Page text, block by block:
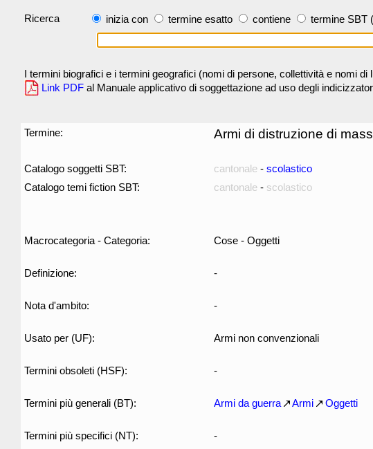
Ricerca inizia con termine esatto contiene termine SBT
I termini biografici e i termini geografici (nomi di persone, collettività e nomi di
Link PDF al Manuale applicativo di soggettazione ad uso degli
Termine: Armi di distruzione di
Catalogo soggetti SBT: cantonale - scolastico
Catalogo temi fiction SBT:
cantonale - scolastico
Macrocategoria - Categoria: Cose - Oggetti
Definizione: -
Nota d'ambito: -
Usato per (UF): Armi non convenzionali
Termini obsoleti (HSF): -
Termini più generali (BT): Armi da guerra Armi Oggetti
Termini più specifici (NT): -